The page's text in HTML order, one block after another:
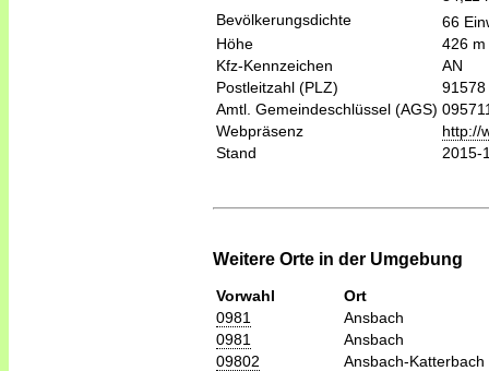
Bevölkerungsdichte
66
Höhe
426 m
Kfz-Kennzeichen
AN
Postleitzahl (PLZ)
91578
Amtl. Gemeindeschlüssel (AGS)
Webpräsenz
http://
Stand
2015-
Weitere Orte in der Umgebung
Vorwahl
Ort
0981
Ansbach
0981
Ansbach
09802
Ansbach-Katterbach